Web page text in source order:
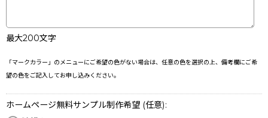
最大200文字
「マークカラー」のメニューにご希望の色がない場合は、任意の色を選択の上、備考欄にご希
望の色をご記入してお申し込みください。
ホームページ無料サンプル制作希望 (任意):